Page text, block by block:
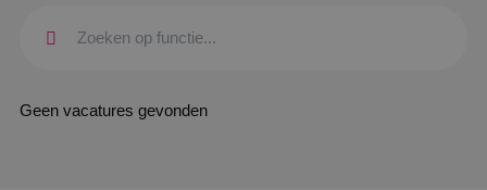
Geen vacatures gevonden